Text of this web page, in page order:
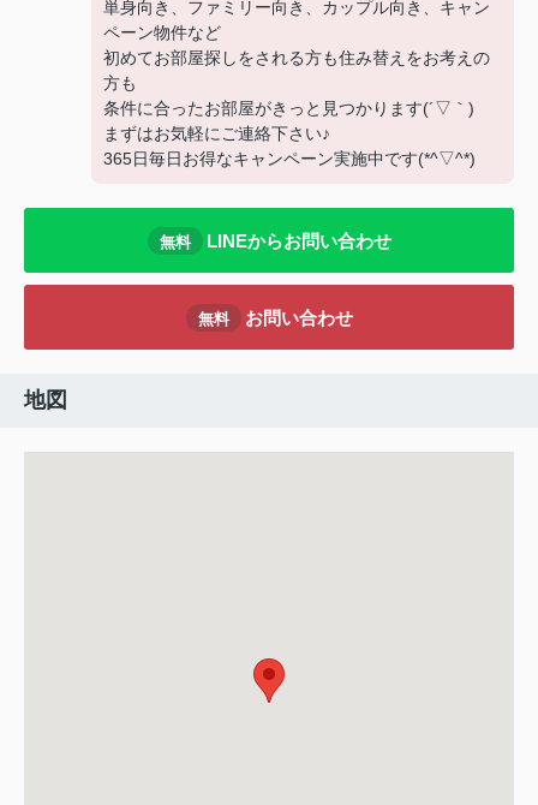
単身向き、ファミリー向き、カップル向き、キャン
ペーン物件など
初めてお部屋探しをされる方も住み替えをお考えの
方も
条件に合ったお部屋がきっと見つかります(´▽｀)
まずはお気軽にご連絡下さい♪
365日毎日お得なキャンペーン実施中です(*^▽^*)
無料 LINEからお問い合わせ
無料 お問い合わせ
地図